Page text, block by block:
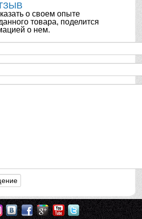
о своем опыте
товара, поделится
о нем.